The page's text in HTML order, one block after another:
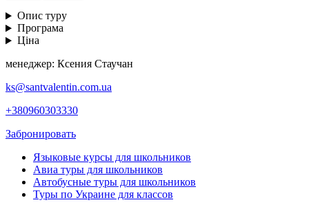
Опис туру
Програма
Ціна
менеджер: Ксения Стаучан
ks@santvalentin.com.ua
+380960303330
Забронировать
Языковые курсы для школьников
Авиа туры для школьников
Автобусные туры для школьников
Туры по Украине для классов